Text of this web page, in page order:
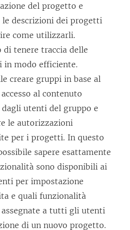
del progetto e
descrizioni dei progetti
come utilizzarli.
di tenere traccia delle
in modo efficiente.
creare gruppi in base al
al contenuto
utenti del gruppo e
le autorizzazioni
per i progetti. In questo
sapere esattamente
sono disponibili ai
per impostazione
e quali funzionalità
assegnate a tutti gli utenti
di un nuovo progetto.